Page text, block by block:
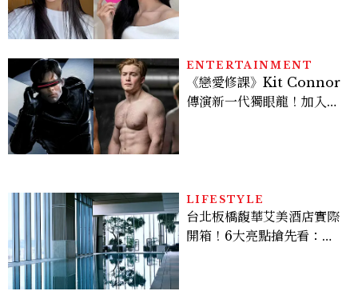
ENTERTAINMENT
《戀愛修課》Kit Connor
傳演新一代獨眼龍！加入新
LIFESTYLE
台北板橋馥華艾美酒店實際
開箱！6大亮點搶先看：新